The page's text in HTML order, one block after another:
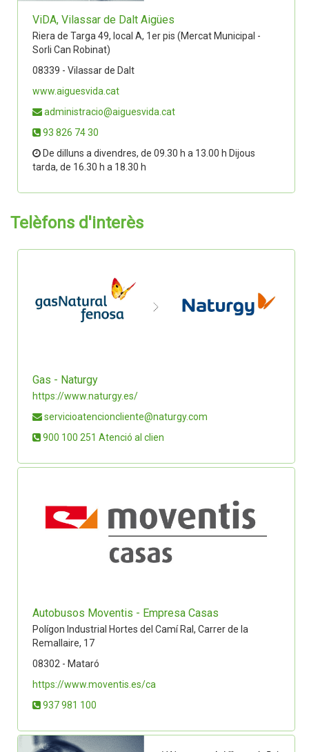
ViDA, Vilassar de Dalt Aigües
Riera de Targa 49, local A, 1er pis (Mercat Municipal -
Sorli Can Robinat)
08339 - Vilassar de Dalt
www.aiguesvida.cat
administracio@aiguesvida.cat
93 826 74 30
De dilluns a divendres, de 09.30 h a 13.00 h Dijous
tarda, de 16.30 h a 18.30 h
Telèfons d'interès
Gas - Naturgy
https://www.naturgy.es/
servicioatencioncliente@naturgy.com
900 100 251 Atenció al clien
Autobusos Moventis - Empresa Casas
Polígon Industrial Hortes del Camí Ral, Carrer de la
Remallaire, 17
08302 - Mataró
https://www.moventis.es/ca
937 981 100